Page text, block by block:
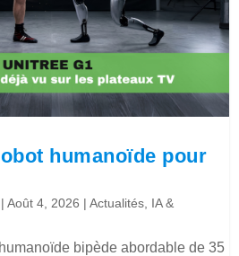
humanoïde pour
|Août 4, 2026 |Actualités IA &
bipède abordable de 35